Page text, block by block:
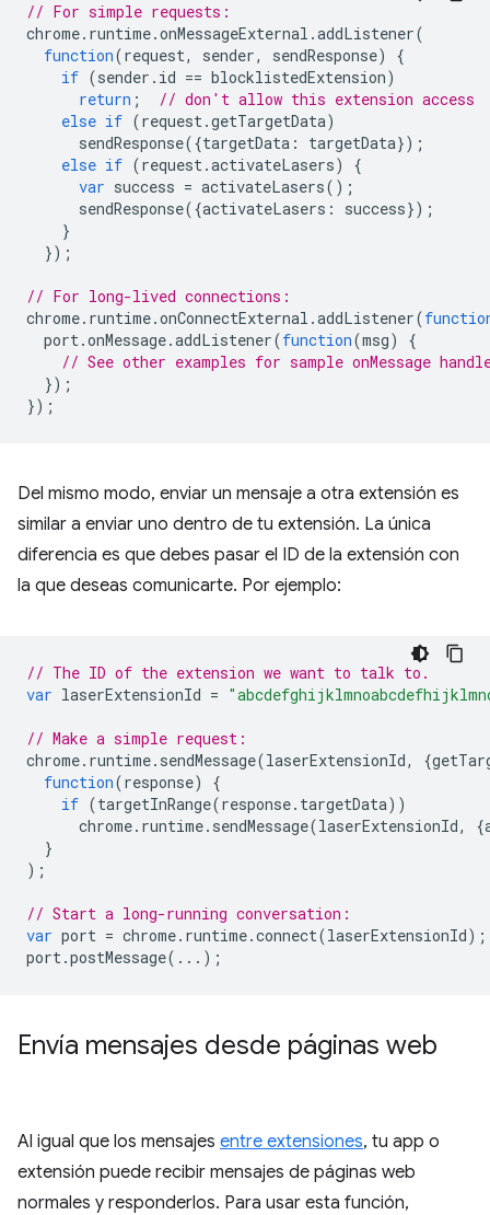
// For simple requests:
chrome. runtime.onMessageExternal .addListener(
function(request, sender, sendResponse)
{
if (sender . id == blocklistedExtension)
return ;
// don't allow this extension access
else if (request.getTargetData)
sendResponse({targetData : targetData});
else if (request.activateLasers)
{
var success = activateLasers();
sendResponse({activateLasers : success});
}
});
// For long-lived connections:
chrome. runtime.onConnectExternal .addListener(
port.onMessage.addListener(function(msg)
{
// See other examples for sample onMessage
});
});
Del mismo modo, enviar un mensaje a otra extensión es
similar a enviar uno dentro de tu extensión. La única
diferencia es que debes pasar el ID de la extensión con
la que deseas comunicarte. Por ejemplo:
// The ID of the extension we want to talk to.
var laserExtensionId =
// Make a simple request:
chrome. runtime. sendMessage(laserExtensionId, {
function(response)
{
if (targetInRange(response. targetData))
chrome. runtime. sendMessage(laserExtensionId, {
}
);
// Start a long-running conversation:
var port = chrome. runtime.connect(laserExtensionId);
port.postMessage(...);
Envía mensajes desde páginas web
Al igual que los mensajes entre extensiones, tu app o
extensión puede recibir mensajes de páginas web
normales y responderlos. Para usar esta función,